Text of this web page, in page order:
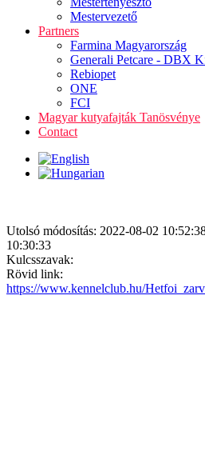
Mestervezető
Partners
Farmina Magyarország
Generali Petcare - DBX
Rebiopet
ONE
FCI
Magyar kutyafajták Tanösvénye
Contact
Utolsó módosítás: 2022-08-02
10:30:33
Kulcsszavak:
Rövid link:
https://www.kennelclub.hu/